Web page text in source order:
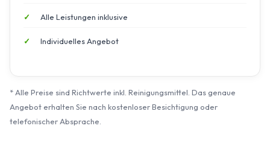
Alle Leistungen inklusive
Individuelles Angebot
* Alle Preise sind Richtwerte inkl. Reinigungsmittel. Das genaue
Angebot erhalten Sie nach kostenloser Besichtigung oder
telefonischer Absprache.